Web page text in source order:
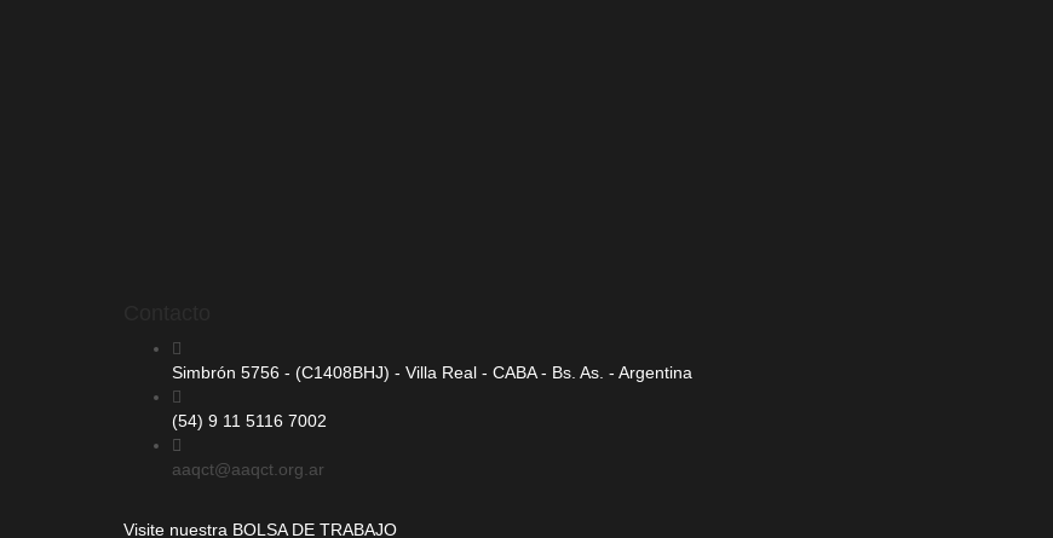
Simbrón 5756 - (C1408BHJ) - Villa Real - CABA - Bs. As. - Argentina
(54) 9 11 5116 7002
aaqct@aaqct.org.ar
Visite nuestra BOLSA DE TRABAJO